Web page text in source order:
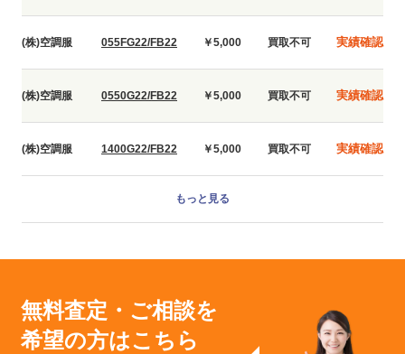
(株)空調服 055FG22/FB22 ￥5,000 買取不可 実績確認
(株)空調服 0550G22/FB22 ￥5,000 買取不可 実績確認
(株)空調服 1400G22/FB22 ￥5,000 買取不可 実績確認
もっと見る
無料査定・ご相談を
希望の方はこちら